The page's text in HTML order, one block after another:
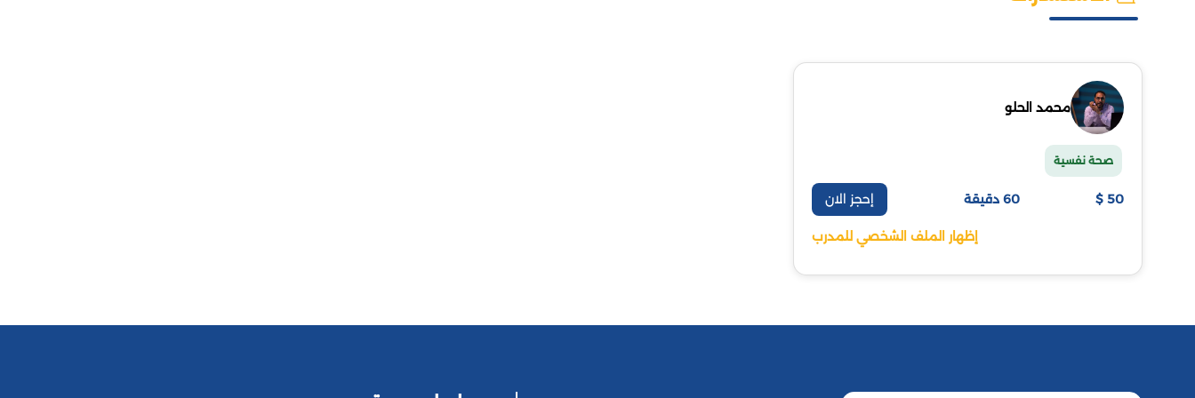
محمد الحلو
صحة نفسية
50 $ 60 دقيقة إحجز الان
إظهار الملف الشخصي للمدرب